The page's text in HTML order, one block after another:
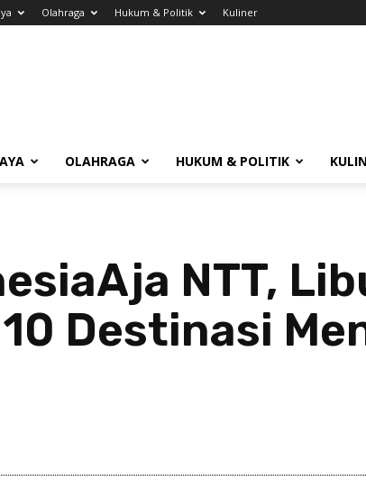
Olahraga Hukum & Politik Kuliner
OLAHRAGA HUKUM & POLITIK
NTT,
Destinasi